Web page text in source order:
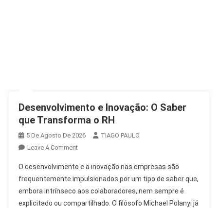
Desenvolvimento e Inovação: O Saber
que Transforma o RH
5 De Agosto De 2026
TIAGO PAULO
Leave A CommentOn
E
Inovação:
O
Saber
O desenvolvimento e a inovação nas empresas são
frequentemente impulsionados por um tipo de saber que,
embora intrínseco aos colaboradores, nem sempre é
explicitado ou compartilhado. O filósofo Michael Polanyi já